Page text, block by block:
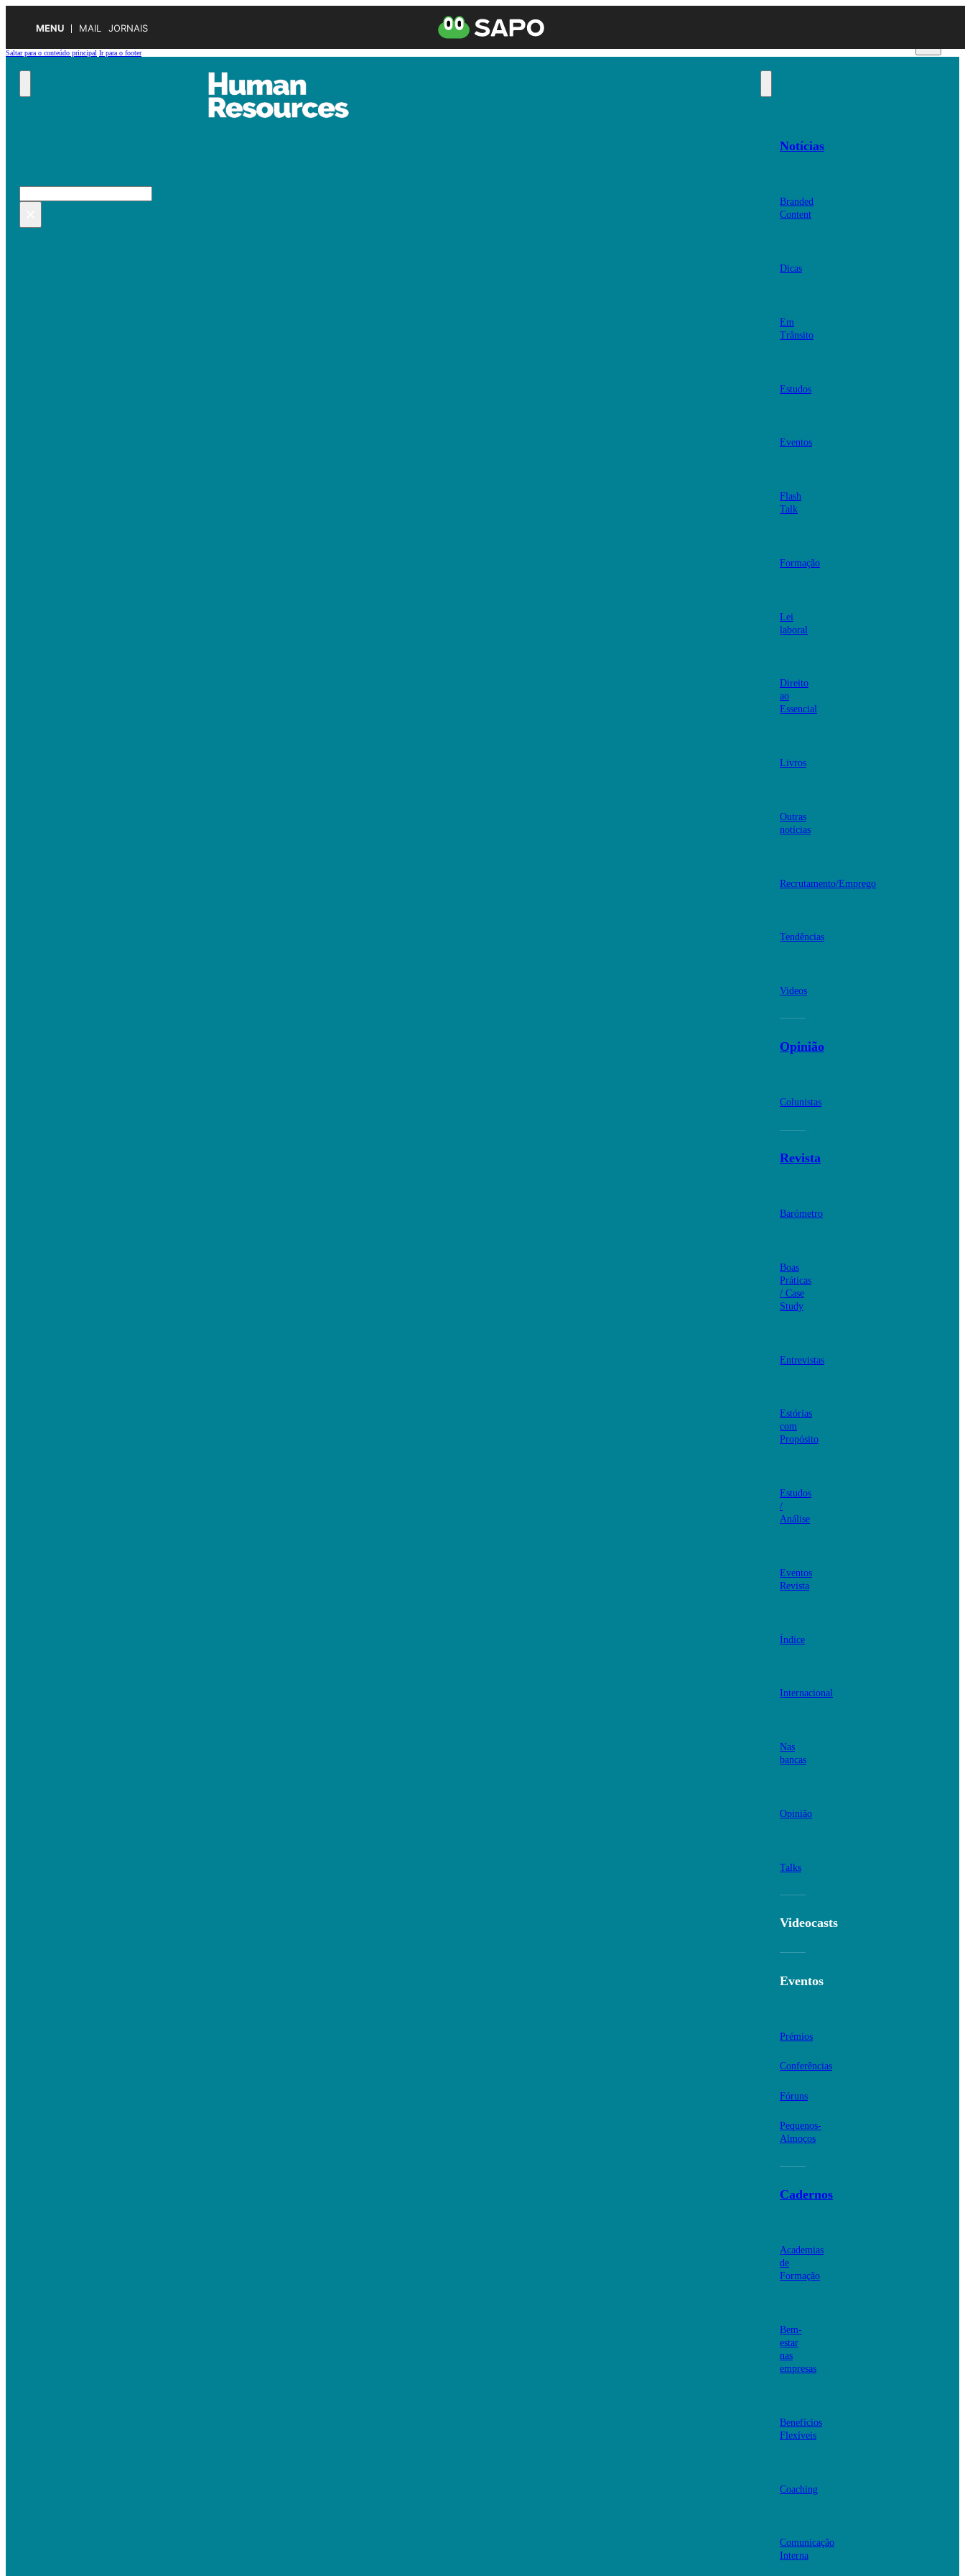
MENU MAIL JORNAIS
Saltar para o conteúdo principal Ir para o footer
Pesquisar
Notícias
Branded
Content
Dicas
Em
Trânsito
Estudos
Eventos
Flash
Talk
Formação
Lei
laboral
Direito
ao
Essencial
Livros
Outras
notícias
Recrutamento/Emprego
Tendências
Videos
Opinião
Colunistas
Revista
Barómetro
Boas
Práticas
/ Case
Study
Entrevistas
Estórias
com
Propósito
Estudos
/
Análise
Eventos
Revista
Índice
Internacional
Nas
bancas
Opinião
Talks
Videocasts
Eventos
Prémios
Conferências
Fóruns
Pequenos-
Almoços
Cadernos
Academias
de
Formação
Bem-
estar
nas
empresas
Benefícios
Flexíveis
Coaching
Comunicação
Interna